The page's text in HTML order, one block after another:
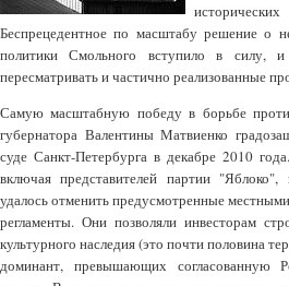
Беспрецедентное по масштабу решение о
политики Смольного вступило в силу, и
пересматривать и частично реализованные
Самую масштабную победу в борьбе
губернатора Валентины Матвиенко
суде Санкт-Петербурга в декабре 2010
включая представителей партии
удалось отменить предусмотренные
регламенты. Они позволяли инвесторам
культурного наследия (это почти половина
доминант, превышающих согласованную